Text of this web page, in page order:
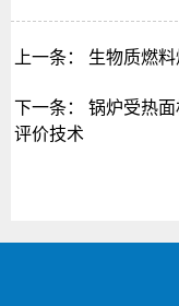
上一条： 生物质燃
下一条：
锅炉受热
评价技术